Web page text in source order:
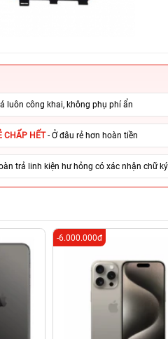
luôn công khai, không phụ phí ẩn
CHẤP HẾT- Ở đâu rẻ hơn hoàn tiền
trả linh kiện hư hỏng có xác nhận chữ ký
-6.000.000đ